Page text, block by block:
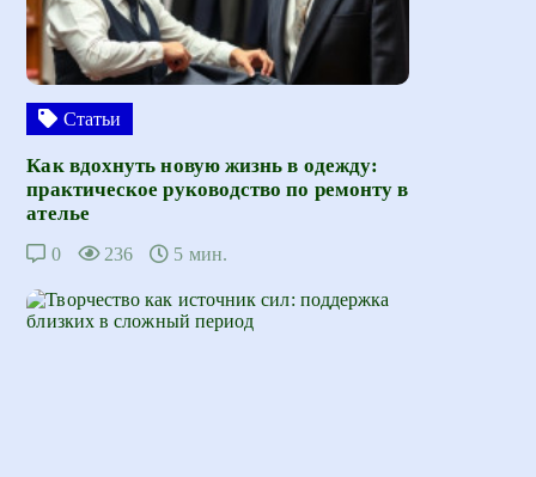
Статьи
Как вдохнуть новую жизнь в одежду:
практическое руководство по ремонту в
ателье
0 236 5 мин.